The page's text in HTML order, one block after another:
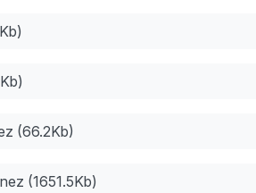
(66.2Kb)
(1651.5Kb)